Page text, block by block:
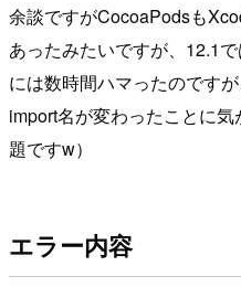
余談ですがCocoaPodsも
あったみたいですが、12.1
には数時間ハマったのです
import名が変わったことに
題ですw）
エラー内容